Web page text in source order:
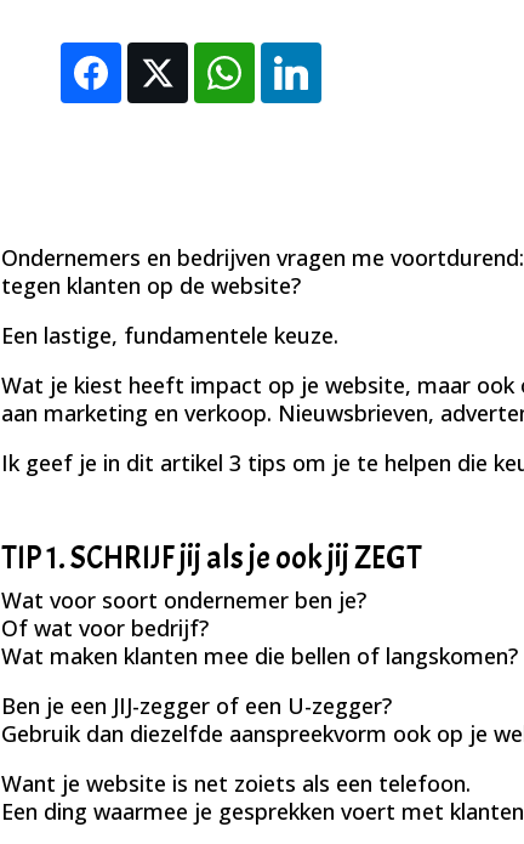
Ondernemers en bedrijven vragen me
tegen klanten op de website?
Een lastige, fundamentele keuze.
Wat je kiest heeft impact op je website, maar
aan marketing en verkoop. Nieuwsbrieven,
Ik geef je in dit artikel 3 tips om je te helpen die
TIP 1. SCHRIJF jij als je ook jij ZEGT
Wat voor soort ondernemer ben je?
Of wat voor bedrijf?
Wat maken klanten mee die bellen of langskomen?
Ben je een JIJ-zegger of een U-zegger?
Gebruik dan diezelfde aanspreekvorm ook op je
Want je website is net zoiets als een telefoon.
Een ding waarmee je gesprekken voert met